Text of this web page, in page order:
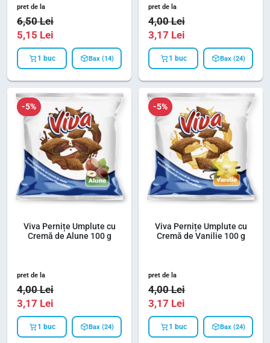
pret de la
6,50Lei
5,15 Lei
1 buc Bax (14)
pret de la
4,00Lei
3,17 Lei
1 buc Bax (24)
-5%
Viva Pernițe Umplute cu
Cremă de Alune 100 g
pret de la
4,00Lei
3,17 Lei
1 buc Bax (24)
-5%
Viva Pernițe Umplute cu
Cremă de Vanilie 100 g
pret de la
4,00Lei
3,17 Lei
1 buc Bax (24)